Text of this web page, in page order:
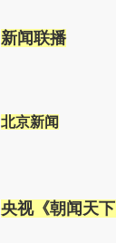
新闻联播
北京新闻
央视《朝闻天